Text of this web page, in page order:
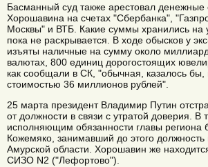
Басманный суд также арестовал денежные
Хорошавина на счетах "Сбербанка",
Москвы" и ВТБ. Какие суммы хранились на
пока не раскрывается. В ходе обысков у
изъяты наличные на сумму около
валютах, 800 единиц дорогостоящих
как сообщали в СК, "обычная, казалось
стоимостью 36 миллионов рублей".
25 марта президент Владимир Путин
от должности в связи с утратой доверия. В
исполняющим обязанности главы региона
Кожемяко, занимавший до этого должность
Амурской области. Хорошавин же
СИЗО N2 ("Лефортово").